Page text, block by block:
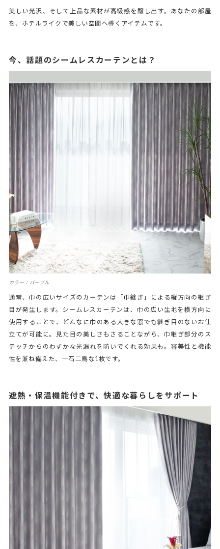
美しい光沢、そして上品な素材が高級感を醸し出す。あなたの部屋
を、ホテルライクで美しい空間へ導くアイテムです。
今、話題のシームレスカーテンとは？
カラー：パープル
通常、巾の広いサイズのカーテンは「巾継ぎ」による縦方向の継ぎ
目が発生します。シームレスカーテンは、巾の広い生地を横方向に
使用することで、どんなに巾のある大きな窓でも継ぎ目のないお仕
立てが可能に。見た目の美しさもさることながら、巾継ぎ部分のス
テッチからのわずかな光漏れを防いでくれる効果も。審美性と機能
性を兼ね備えた、一石二鳥な1枚です。
遮熱・保温機能付きで、快適な暮らしをサポート